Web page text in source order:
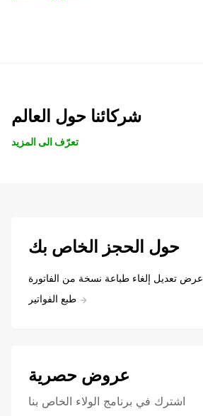
شركائنا حول العالم
تعرّف الى المزيد
حول الحجز الخاص بك
عرض تعديل إلغاء طباعة نسخة من الفاتورة
طبع الفواتير
عروض حصرية
اشترك في برنامج الولاء الخاص بنا